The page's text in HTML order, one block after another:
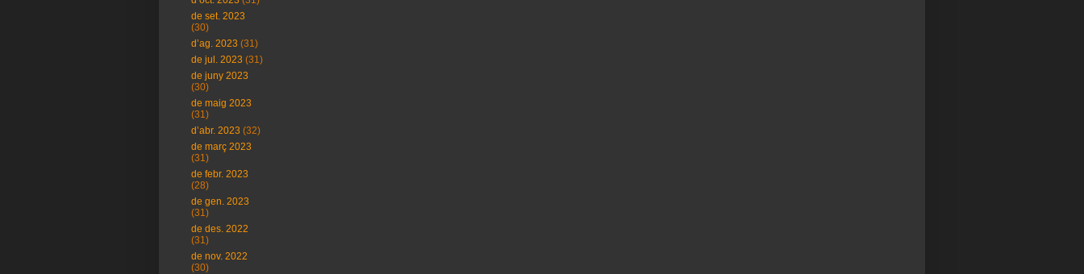
de set. 2023
(30)
d’ag. 2023 (31)
de jul. 2023 (31)
de juny 2023
(30)
de maig 2023
(31)
d’abr. 2023 (32)
de març 2023
(31)
de febr. 2023
(28)
de gen. 2023
(31)
de des. 2022
(31)
de nov. 2022
(30)